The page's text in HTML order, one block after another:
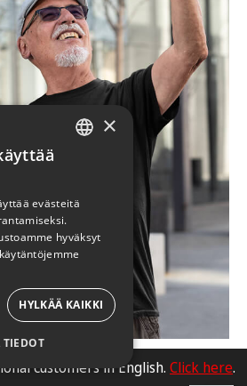
customers in English. Click here.
×
evästeitä
hyväksyt
HYLKÄÄ KAIKKI
TIEDOT